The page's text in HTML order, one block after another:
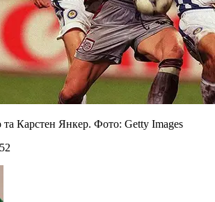
та Карстен Янкер. Фото: Getty Images